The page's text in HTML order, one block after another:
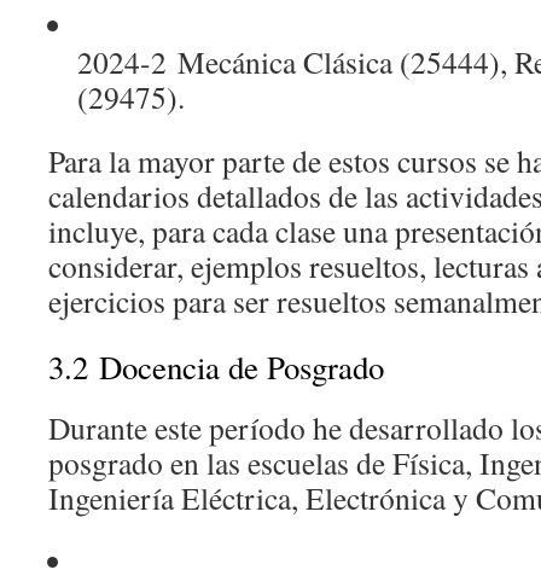
2024-2 Mecánica Clásica (25444),
(29475).
Para la mayor parte de estos cursos se
calendarios detallados de las
incluye, para cada clase una
considerar, ejemplos resueltos, lecturas
ejercicios para ser resueltos
3.2 Docencia de Posgrado
Durante este período he desarrollado
posgrado en las escuelas de Física,
Ingeniería Eléctrica, Electrónica y